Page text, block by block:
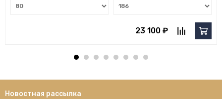
23 100 ₽
Новостная рассылка